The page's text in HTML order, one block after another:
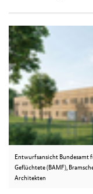
Entwurfsansicht
Geflüchtete (BAMF),
Architekten